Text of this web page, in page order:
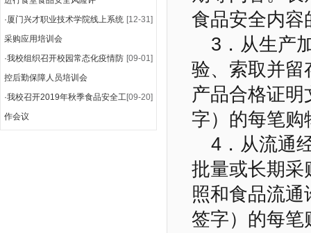
[12-31]
·厦门兴才职业技术学院线上系统
采购应用培训会
[09-01]
·我校组织召开校园常态化疫情防
控后勤保障人员培训会
[09-20]
·我校召开2019年秋季食品安全工
作会议
食品安全内容
3．从生产
验、索取并留
产品合格证
字）的每笔购
4．从流通
批量或长期采
照和食品流
签字）的每笔